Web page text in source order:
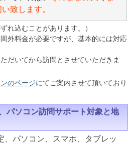
致します。
れ込むことがあります。）
外料金が必要ですが、基本的には対応
だいてから訪問とさせていただきま
のページにてご案内させて頂いており
パソコン訪問サポート対象と地
、パソコン、スマホ、タブレッ